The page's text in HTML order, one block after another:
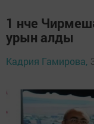
1 нче
урын алды
Кадрия Гамирова,